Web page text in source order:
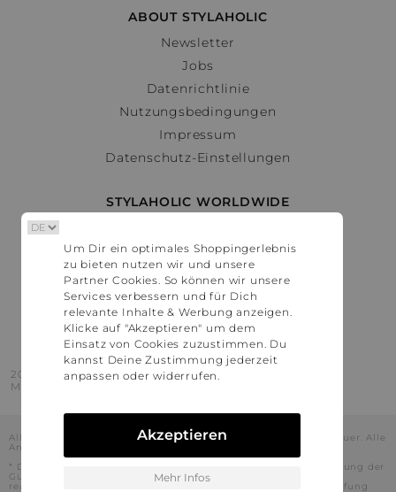
ABOUT STYLAHOLIC
Newsletter
Jobs
Datenrichtlinie
Nutzungsbedingungen
Impressum
Datenschutz-Einstellungen
STYLAHOLIC WORLDWIDE
Österreich
Schweiz
France
United States
2016 - 2026 © Stylaholic.
Made for you with love in munich.
Alle Preise inkl. der jeweils geltenden gesetzlichen Mehrwertsteuer. Alle
Angaben ohne Gewähr.
* Die angezeigten Preise beinhalten Rabatte, die durch die Nutzung der
Gutschein-Codes auf den Seiten unserer Partner voraussichtlich
realisiert werden können. Stylaholic führt keine vollständige Prüfung
Um Dir ein optimales Shoppingerlebnis
zu bieten nutzen wir und unsere
Partner Cookies. So können wir unsere
Services verbessern und für Dich
relevante Inhalte & Werbung anzeigen.
Klicke auf "Akzeptieren" um dem
Einsatz von Cookies zuzustimmen. Du
kannst Deine Zustimmung jederzeit
anpassen oder widerrufen.
Akzeptieren
Mehr Infos